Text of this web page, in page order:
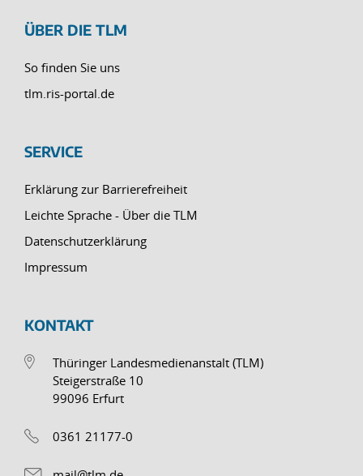
ÜBER DIE TLM
So finden Sie uns
tlm.ris-portal.de
SERVICE
Erklärung zur Barrierefreiheit
Leichte Sprache - Über die TLM
Datenschutzerklärung
Impressum
KONTAKT
Thüringer Landesmedienanstalt (TLM)
Steigerstraße 10
99096 Erfurt
0361 21177-0